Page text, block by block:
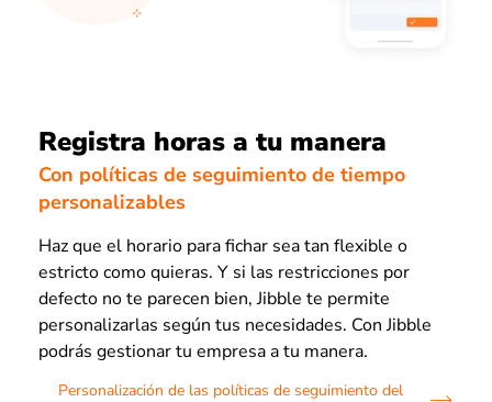
Registra horas a tu manera
Con políticas de seguimiento de tiempo
personalizables
Haz que el horario para fichar sea tan flexible o
estricto como quieras. Y si las restricciones por
defecto no te parecen bien, Jibble te permite
personalizarlas según tus necesidades. Con Jibble
podrás gestionar tu empresa a tu manera.
Personalización de las políticas de seguimiento del